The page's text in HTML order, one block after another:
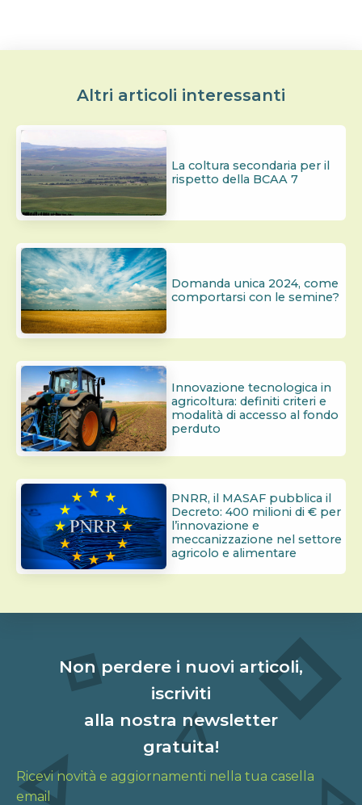
Altri articoli interessanti
La coltura secondaria per il
rispetto della BCAA 7
Domanda unica 2024, come
comportarsi con le semine?
Innovazione tecnologica in
agricoltura: definiti criteri e
modalità di accesso al fondo
perduto
PNRR, il MASAF pubblica il
Decreto: 400 milioni di € per
l’innovazione e
meccanizzazione nel settore
agricolo e alimentare
Non perdere i nuovi articoli,
iscriviti
alla nostra newsletter
gratuita!
Ricevi novità e aggiornamenti nella tua casella
email